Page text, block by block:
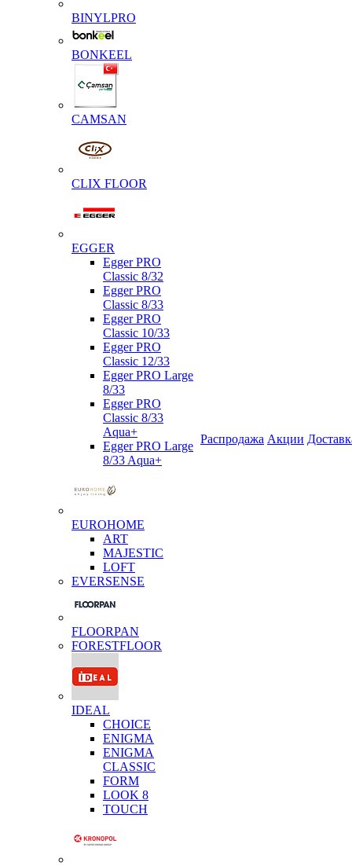
BINYLPRO
BONKEEL
CAMSAN
CLIX FLOOR
EGGER
Egger PRO
Classic 8/32
Egger PRO
Classic 8/33
Egger PRO
Classic 10/33
Egger PRO
Classic 12/33
Egger PRO Large
8/33
Egger PRO
Classic 8/33
Aqua+
Egger PRO Large
8/33 Aqua+
EUROHOME
ART
MAJESTIC
LOFT
EVERSENSE
FLOORPAN
FORESTFLOOR
IDEAL
CHOICE
ENIGMA
ENIGMA
CLASSIC
FORM
LOOK 8
TOUCH
Распродажа Акции